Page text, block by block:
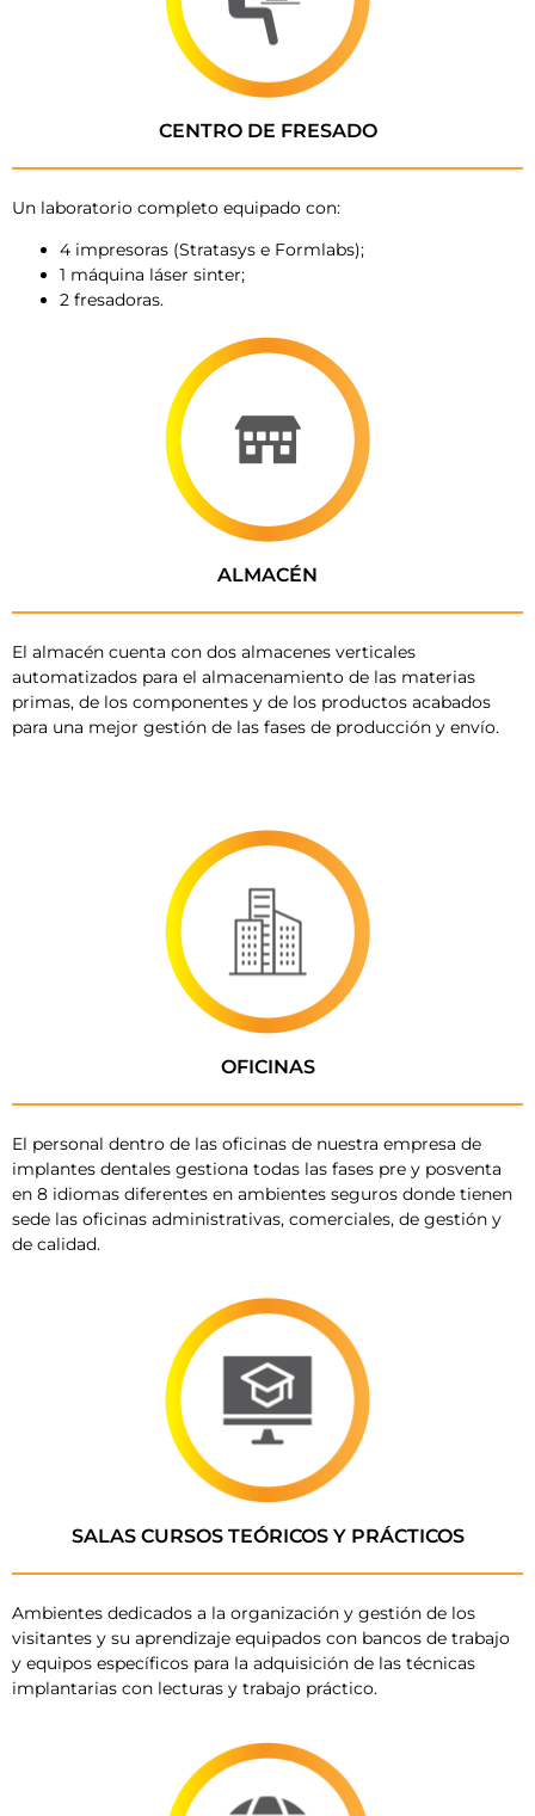
CENTRO DE FRESADO
Un laboratorio completo equipado con:
4 impresoras (Stratasys e Formlabs);
1 máquina láser sinter;
2 fresadoras.
ALMACÉN
El almacén cuenta con dos almacenes verticales
automatizados para el almacenamiento de las materias
primas, de los componentes y de los productos acabados
para una mejor gestión de las fases de producción y envío.
OFICINAS
El personal dentro de las oficinas de nuestra empresa de
implantes dentales gestiona todas las fases pre y posventa
en 8 idiomas diferentes en ambientes seguros donde tienen
sede las oficinas administrativas, comerciales, de gestión y
de calidad.
SALAS CURSOS TEÓRICOS Y PRÁCTICOS
Ambientes dedicados a la organización y gestión de los
visitantes y su aprendizaje equipados con bancos de trabajo
y equipos específicos para la adquisición de las técnicas
implantarias con lecturas y trabajo práctico.